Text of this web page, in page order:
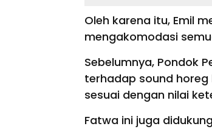
Oleh karena itu, Emil
mengakomodasi
Sebelumnya, Pondok
terhadap sound
sesuai dengan nilai
Fatwa ini juga